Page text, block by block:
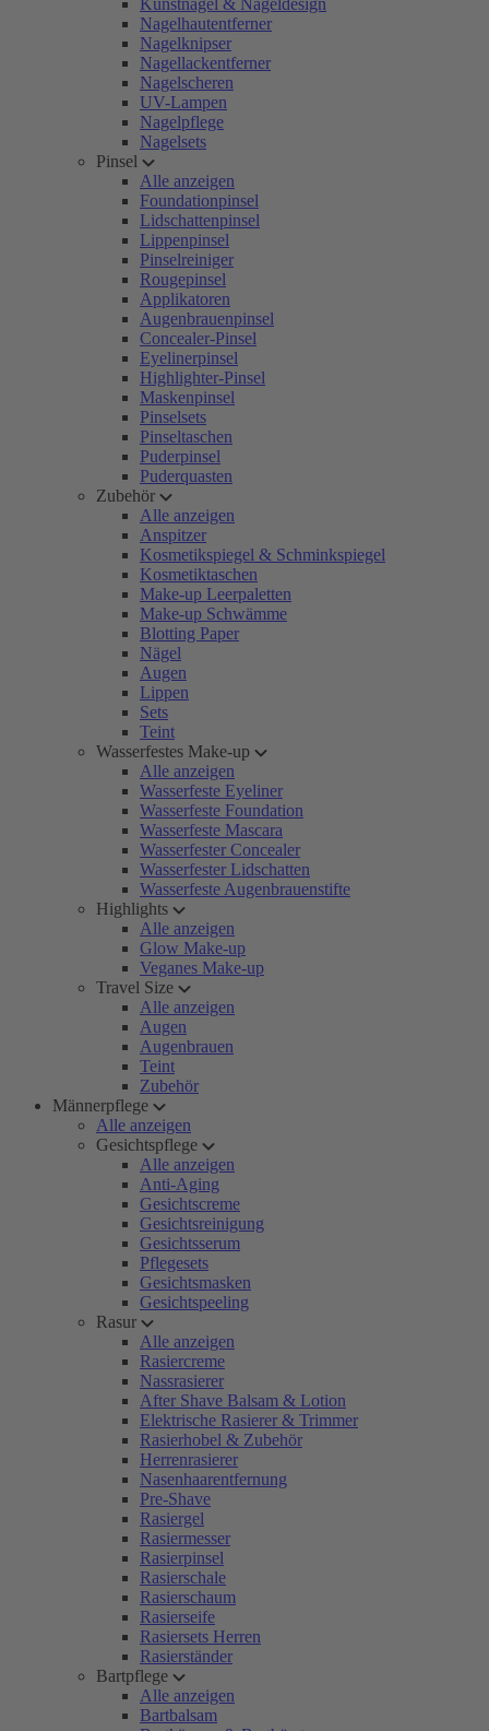
Kunstnägel & Nageldesign
Nagelhautentferner
Nagelknipser
Nagellackentferner
Nagelscheren
UV-Lampen
Nagelpflege
Nagelsets
Pinsel
Alle anzeigen
Foundationpinsel
Lidschattenpinsel
Lippenpinsel
Pinselreiniger
Rougepinsel
Applikatoren
Augenbrauenpinsel
Concealer-Pinsel
Eyelinerpinsel
Highlighter-Pinsel
Maskenpinsel
Pinselsets
Pinseltaschen
Puderpinsel
Puderquasten
Zubehör
Alle anzeigen
Anspitzer
Kosmetikspiegel & Schminkspiegel
Kosmetiktaschen
Make-up Leerpaletten
Make-up Schwämme
Blotting Paper
Nägel
Augen
Lippen
Sets
Teint
Wasserfestes Make-up
Alle anzeigen
Wasserfeste Eyeliner
Wasserfeste Foundation
Wasserfeste Mascara
Wasserfester Concealer
Wasserfester Lidschatten
Wasserfeste Augenbrauenstifte
Highlights
Alle anzeigen
Glow Make-up
Veganes Make-up
Travel Size
Alle anzeigen
Augen
Augenbrauen
Teint
Zubehör
Männerpflege
Alle anzeigen
Gesichtspflege
Alle anzeigen
Anti-Aging
Gesichtscreme
Gesichtsreinigung
Gesichtsserum
Pflegesets
Gesichtsmasken
Gesichtspeeling
Rasur
Alle anzeigen
Rasiercreme
Nassrasierer
After Shave Balsam & Lotion
Elektrische Rasierer & Trimmer
Rasierhobel & Zubehör
Herrenrasierer
Nasenhaarentfernung
Pre-Shave
Rasiergel
Rasiermesser
Rasierpinsel
Rasierschale
Rasierschaum
Rasierseife
Rasiersets Herren
Rasierständer
Bartpflege
Alle anzeigen
Bartbalsam